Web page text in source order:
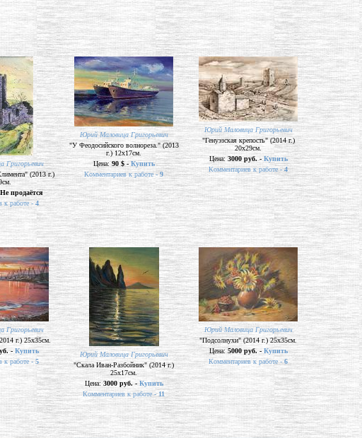
Григорьевич
(2013 г.)
продаётся
к работе -4
Юрий Маловица Григорьевич
"У Феодосийского волнореза." (2013
г.) 12х17см.
Цена:90 $ - Купить
Комментариев к работе -9
Юрий Маловица Григорьевич
"Генуэзская крепость" (2014 г.)
20х29см.
Цена: 3000 руб. - Купить
Комментариев к работе -4
Григорьевич
г.) 25х35см.
- Купить
к работе - 5
Юрий Маловица Григорьевич
"Скала Иван-Разбойник" (2014 г.)
25х17см.
Цена: 3000 руб. - Купить
Комментариев к работе -11
Юрий Маловица Григорьевич
"Подсолнухи" (2014 г.) 25х35см.
Цена:5000 руб. -Купить
Комментариев к работе -6